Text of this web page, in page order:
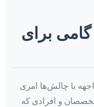
برای
با چالش‌ها امری
و افرادی که